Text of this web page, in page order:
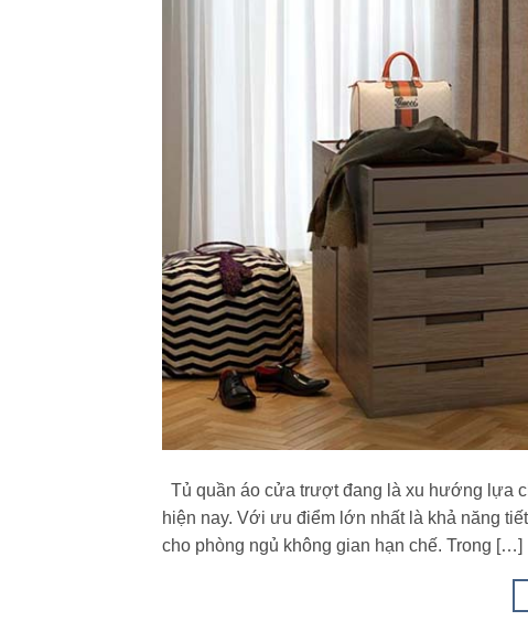
Tủ quần áo cửa trượt đang là xu hướng lựa
hiện nay. Với ưu điểm lớn nhất là khả năng
cho phòng ngủ không gian hạn chế. Trong […]